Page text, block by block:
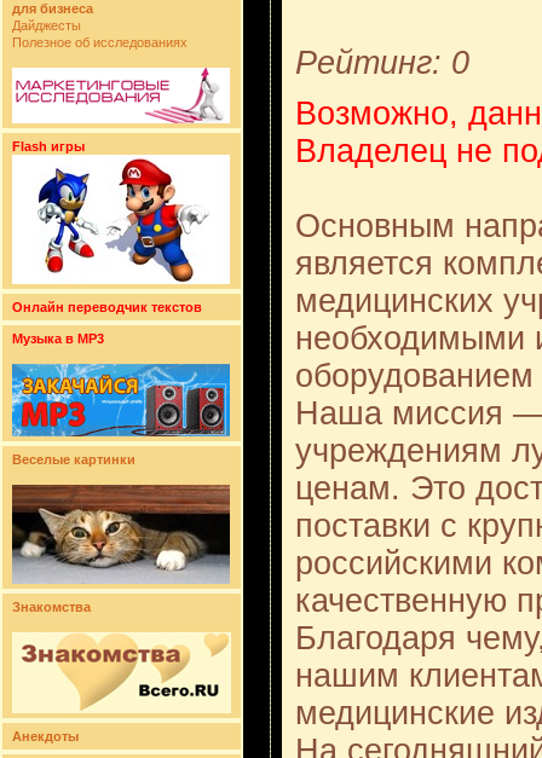
для бизнеса
Дайджесты
Полезное об исследованиях
Flash игры
Онлайн переводчик текстов
Музыка в MP3
Веселые картинки
Знакомства
Анекдоты
Рейтинг: 0
Возможно,
Владелец не
Основным
является
медицинских
необходимыми
Наша миссия —
учреждениям
ценам. Это
поставки с
российскими
качественную
Благодаря
нашим
медицинские
На